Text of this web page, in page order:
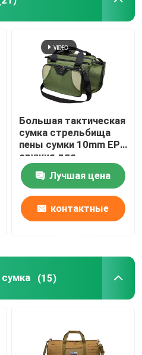
ОРУЖИЯ
Большая тактическая
сумка стрельбища
пены сумки 10mm EPE
оружия для
звероловства
Лучшая цена
контактные
сумка (15)